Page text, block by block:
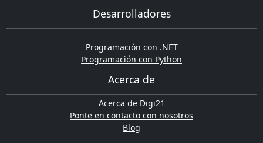
Desarrolladores
Programación con .NET
Programación con Python
Acerca de
Acerca de Digi21
Ponte en contacto con nosotros
Blog